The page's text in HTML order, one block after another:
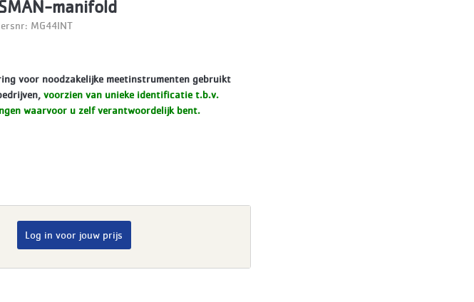
manifold
MG44INT
voor noodzakelijke meetinstrumenten gebruikt
voorzien van unieke identificatie t.b.v.
waarvoor u zelf verantwoordelijk bent.
Log in voor jouw prijs